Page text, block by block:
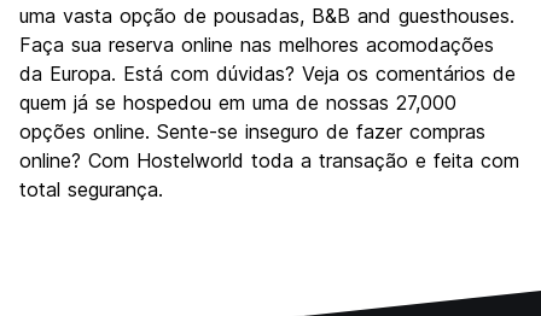
uma vasta opção de pousadas, B&B and guesthouses.
Faça sua reserva online nas melhores acomodações
da Europa. Está com dúvidas? Veja os comentários de
quem já se hospedou em uma de nossas 27,000
opções online. Sente-se inseguro de fazer compras
online? Com Hostelworld toda a transação e feita com
total segurança.